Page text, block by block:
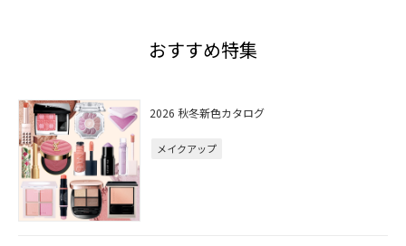
おすすめ特集
2026 秋冬新色カタログ
メイクアップ